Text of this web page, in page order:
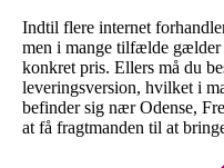
Indtil flere internet
men i mange tilfælde
konkret pris. Ellers må du
leveringsversion, hvilket i
befinder sig nær Odense,
at få fragtmanden til at